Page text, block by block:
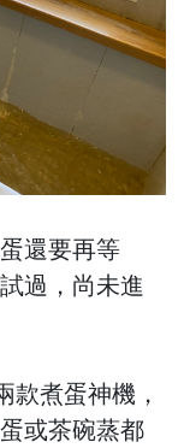
還要再等
過，尚未進
款煮蛋神機，
或茶碗蒸都